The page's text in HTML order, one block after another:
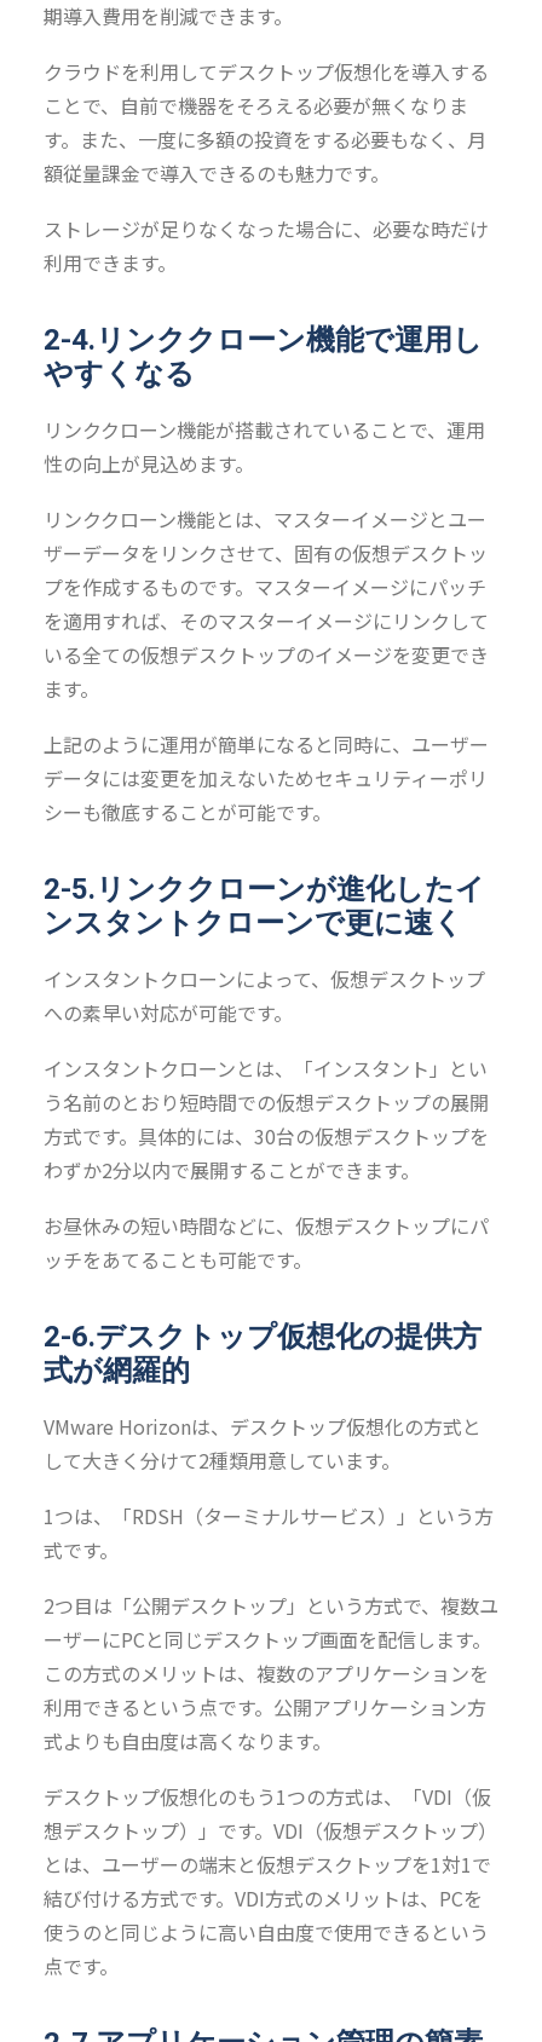
期導入費用を削減できます。
クラウドを利用してデスクトップ仮想化を導入する
ことで、自前で機器をそろえる必要が無くなりま
す。また、一度に多額の投資をする必要もなく、月
額従量課金で導入できるのも魅力です。
ストレージが足りなくなった場合に、必要な時だけ
利用できます。
2-4.リンククローン機能で運用し
やすくなる
リンククローン機能が搭載されていることで、運用
性の向上が見込めます。
リンククローン機能とは、マスターイメージとユー
ザーデータをリンクさせて、固有の仮想デスクトッ
プを作成するものです。マスターイメージにパッチ
を適用すれば、そのマスターイメージにリンクして
いる全ての仮想デスクトップのイメージを変更でき
ます。
上記のように運用が簡単になると同時に、ユーザー
データには変更を加えないためセキュリティーポリ
シーも徹底することが可能です。
2-5.リンククローンが進化したイ
ンスタントクローンで更に速く
インスタントクローンによって、仮想デスクトップ
への素早い対応が可能です。
インスタントクローンとは、「インスタント」とい
う名前のとおり短時間での仮想デスクトップの展開
方式です。具体的には、30台の仮想デスクトップを
わずか2分以内で展開することができます。
お昼休みの短い時間などに、仮想デスクトップにパ
ッチをあてることも可能です。
2-6.デスクトップ仮想化の提供方
式が網羅的
VMware Horizonは、デスクトップ仮想化の方式と
して大きく分けて2種類用意しています。
1つは、「RDSH（ターミナルサービス）」という方
式です。
2つ目は「公開デスクトップ」という方式で、複数ユ
ーザーにPCと同じデスクトップ画面を配信します。
この方式のメリットは、複数のアプリケーションを
利用できるという点です。公開アプリケーション方
式よりも自由度は高くなります。
デスクトップ仮想化のもう1つの方式は、「VDI（仮
想デスクトップ）」です。VDI（仮想デスクトップ）
とは、ユーザーの端末と仮想デスクトップを1対1で
結び付ける方式です。VDI方式のメリットは、PCを
使うのと同じように高い自由度で使用できるという
点です。